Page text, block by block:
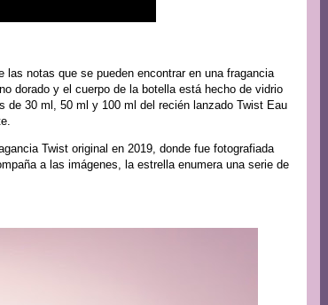
notas que se pueden encontrar en una fragancia
dorado y el cuerpo de la botella está hecho de vidrio
30 ml, 50 ml y 100 ml del recién lanzado Twist Eau
Twist original en 2019, donde fue fotografiada
a las imágenes, la estrella enumera una serie de